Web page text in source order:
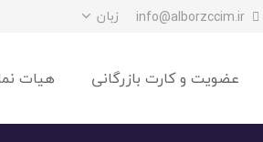
info@alborzccim.ir زبان
عضویت و کارت بازرگانی هیات